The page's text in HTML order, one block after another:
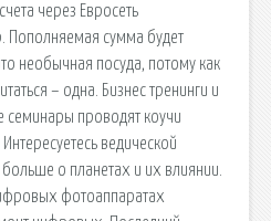
через Евросеть
сумма будет
необычная посуда, потому как
– одна. Бизнес тренинги и
проводят коучи
ведической
больше о планетах и их влиянии.
фотоаппаратах